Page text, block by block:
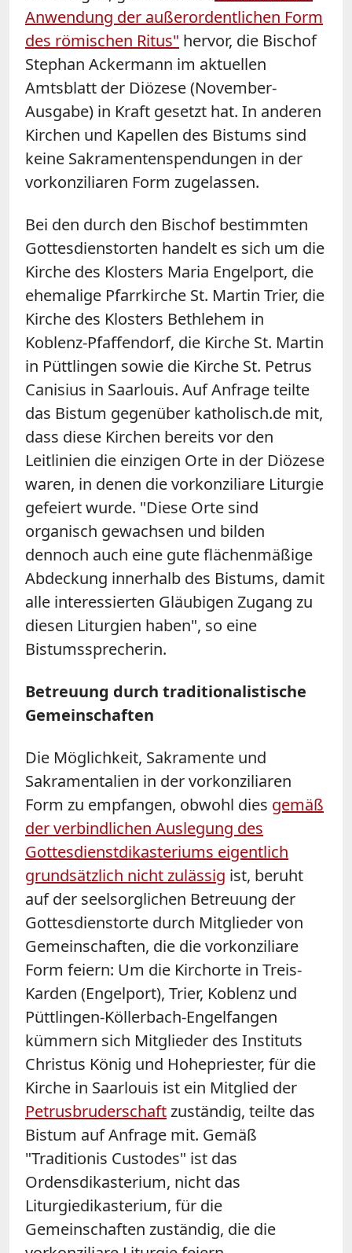
Anwendung der außerordentlichen Form
des römischen Ritus" hervor, die Bischof
Stephan Ackermann im aktuellen
Amtsblatt der Diözese (November-
Ausgabe) in Kraft gesetzt hat. In anderen
Kirchen und Kapellen des Bistums sind
keine Sakramentenspendungen in der
vorkonziliaren Form zugelassen.
Bei den durch den Bischof bestimmten
Gottesdienstorten handelt es sich um die
Kirche des Klosters Maria Engelport, die
ehemalige Pfarrkirche St. Martin Trier, die
Kirche des Klosters Bethlehem in
Koblenz-Pfaffendorf, die Kirche St. Martin
in Püttlingen sowie die Kirche St. Petrus
Canisius in Saarlouis. Auf Anfrage teilte
das Bistum gegenüber katholisch.de mit,
dass diese Kirchen bereits vor den
Leitlinien die einzigen Orte in der Diözese
waren, in denen die vorkonziliare Liturgie
gefeiert wurde. "Diese Orte sind
organisch gewachsen und bilden
dennoch auch eine gute flächenmäßige
Abdeckung innerhalb des Bistums, damit
alle interessierten Gläubigen Zugang zu
diesen Liturgien haben", so eine
Bistumssprecherin.
Betreuung durch traditionalistische
Gemeinschaften
Die Möglichkeit, Sakramente und
Sakramentalien in der vorkonziliaren
Form zu empfangen, obwohl dies gemäß
der verbindlichen Auslegung des
Gottesdienstdikasteriums eigentlich
grundsätzlich nicht zulässig ist, beruht
auf der seelsorglichen Betreuung der
Gottesdienstorte durch Mitglieder von
Gemeinschaften, die die vorkonziliare
Form feiern: Um die Kirchorte in Treis-
Karden (Engelport), Trier, Koblenz und
Püttlingen-Köllerbach-Engelfangen
kümmern sich Mitglieder des Instituts
Christus König und Hohepriester, für die
Kirche in Saarlouis ist ein Mitglied der
Petrusbruderschaftzuständig, teilte das
Bistum auf Anfrage mit. Gemäß
"Traditionis Custodes" ist das
Ordensdikasterium, nicht das
Liturgiedikasterium, für die
Gemeinschaften zuständig, die die